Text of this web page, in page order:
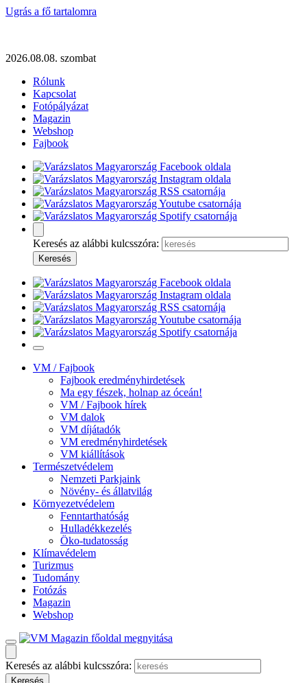
Ugrás a fő tartalomra
2026.08.08. szombat
Rólunk
Kapcsolat
Fotópályázat
Magazin
Webshop
Fajbook
Keresés az alábbi kulcsszóra:
VM / Fajbook
Fajbook eredményhirdetések
Ma egy fészek, holnap az óceán!
VM / Fajbook hírek
VM dalok
VM díjátadók
VM eredményhirdetések
VM kiállítások
Természetvédelem
Nemzeti Parkjaink
Növény- és állatvilág
Környezetvédelem
Fenntarthatóság
Hulladékkezelés
Öko-tudatosság
Klímavédelem
Turizmus
Tudomány
Fotózás
Magazin
Webshop
Keresés az alábbi kulcsszóra: